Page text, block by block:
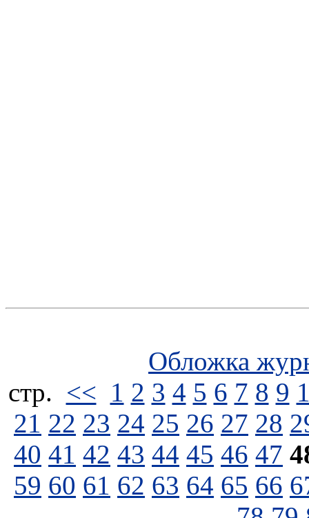
Обложка
стp. << 1 2 3 4 5 6 7 8 9
21 22 23 24 25 26 27 28
40 41 42 43 44 45 46 47
59 60 61 62 63 64 65 66